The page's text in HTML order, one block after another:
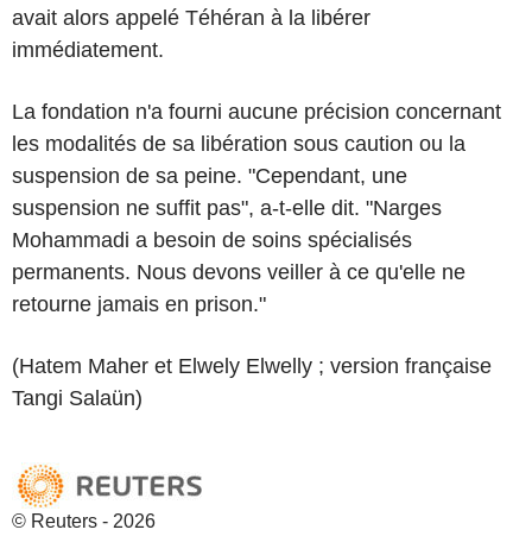
avait alors appelé Téhéran à la libérer
immédiatement.
La fondation n'a fourni aucune précision concernant
les modalités de sa libération sous caution ou la
suspension de sa peine. "Cependant, une
suspension ne suffit pas", a-t-elle dit. "Narges
Mohammadi a besoin de soins spécialisés
permanents. Nous devons veiller à ce qu'elle ne
retourne jamais en prison."
(Hatem Maher et Elwely Elwelly ; version française
Tangi Salaün)
© Reuters - 2026